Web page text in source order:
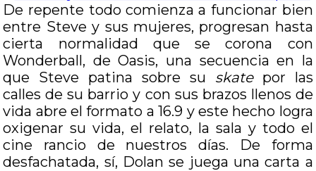
De repente todo comienza a funcionar bien
entre Steve y sus mujeres, progresan hasta
cierta normalidad que se corona con
Wonderball, de Oasis, una secuencia en la
que Steve patina sobre su skatepor las
calles de su barrio y con sus brazos llenos de
vida abre el formato a 16.9 y este hecho logra
oxigenar su vida, el relato, la sala y todo el
cine rancio de nuestros días. De forma
desfachatada, sí, Dolan se juega una carta a